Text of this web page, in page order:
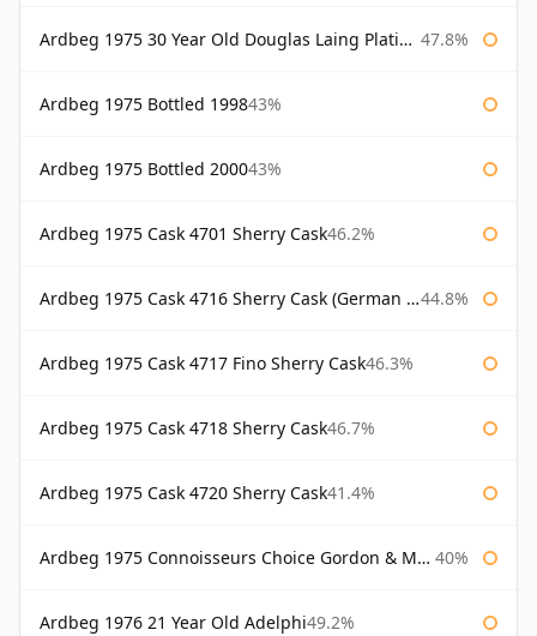
Ardbeg 1975 30 Year Old Douglas Laing Platinum Selection 47.8%
Ardbeg 1975 Bottled 199843%
Ardbeg 1975 Bottled 200043%
Ardbeg 1975 Cask 4701 Sherry Cask46.2%
Ardbeg 1975 Cask 4716 Sherry Cask (German Market) 44.8%
Ardbeg 1975 Cask 4717 Fino Sherry Cask46.3%
Ardbeg 1975 Cask 4718 Sherry Cask46.7%
Ardbeg 1975 Cask 4720 Sherry Cask41.4%
Ardbeg 1975 Connoisseurs Choice Gordon & Macphail 40%
Ardbeg 1976 21 Year Old Adelphi49.2%